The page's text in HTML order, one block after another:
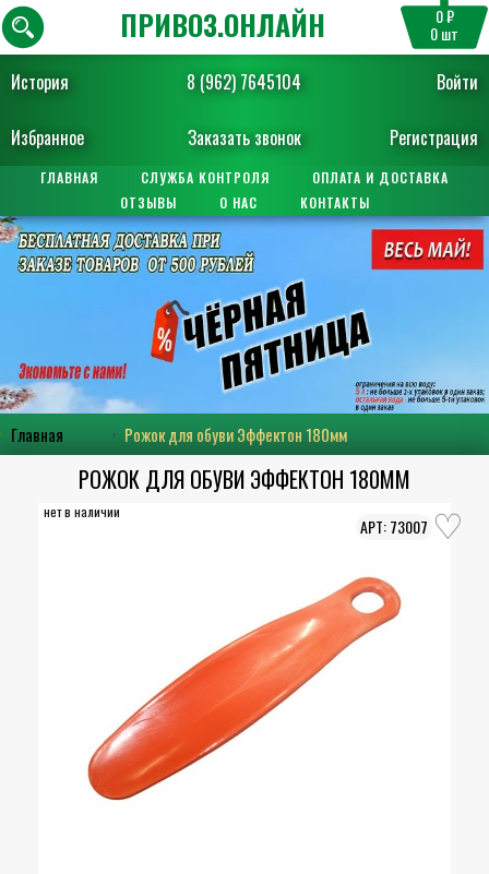
История 8 (962) 7645104 Войти
Избранное Заказать звонок Регистрация
ПРИВОЗ.ОНЛАЙН 0 ₽
0шт
ГЛАВНАЯ СЛУЖБА КОНТРОЛЯ
ОПЛАТА И ДОСТАВКА
ОТЗЫВЫ
О НАС КОНТАКТЫ
Главная Рожок для обуви Эффектон 180мм
РОЖОК ДЛЯ ОБУВИ ЭФФЕКТОН 180ММ
нет в наличии
73007